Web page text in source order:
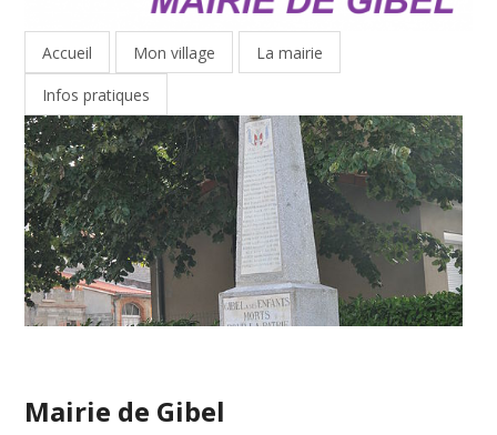
Accueil Mon village
La mairie
Infos pratiques
Mairie de Gibel